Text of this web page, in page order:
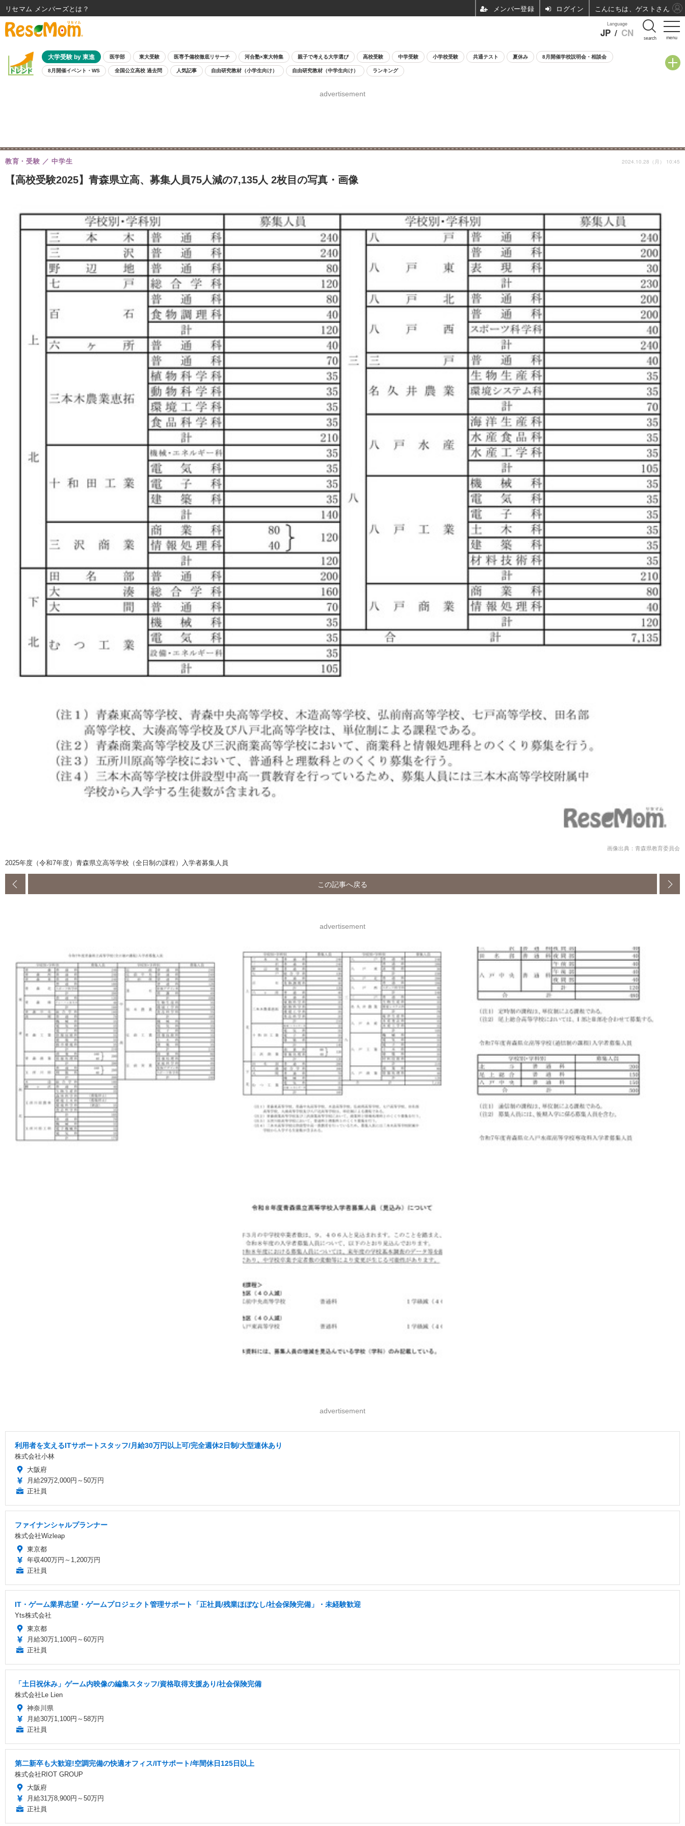
menu
Language
JP / CN search
大学受験 by 東進 医学部 東大受験 医専予備校徹底リサーチ 河合塾×東大特集 親子で考える大学選び 高校受験 中学受験 小学校受験 共通テスト 夏休み 8月開催学校説明会・相談会
8月開催イベント・WS 全国公立高校 過去問 人気記事 自由研究教材（小学生向け） 自由研究教材（中学生向け） ランキング
advertisement
【高校受験2025】青森県立高、募集人員75人減の7,135人 2枚目の写真・画像
教育・受験 中学生 2024.10.28（月） 10:45
画像出典：青森県教育委員会
2025年度（令和7年度）青森県立高等学校（全日制の課程）入学者募集人員
この記事へ戻る
advertisement
advertisement
利用者を支えるITサポートスタッフ/月給30万円以上可/完全週休2日制/大型連休あり
株式会社小林
大阪府
月給29万2,000円～50万円
正社員
ファイナンシャルプランナー
株式会社Wizleap
東京都
年収400万円～1,200万円
正社員
IT・ゲーム業界志望・ゲームプロジェクト管理サポート「正社員/残業ほぼなし/社会保険完備」・未経験歓迎
Yts株式会社
東京都
月給30万1,100円～60万円
正社員
「土日祝休み」ゲーム内映像の編集スタッフ/資格取得支援あり/社会保険完備
株式会社Le Lien
神奈川県
月給30万1,100円～58万円
正社員
第二新卒も大歓迎!空調完備の快適オフィス/ITサポート/年間休日125日以上
株式会社RIOT GROUP
大阪府
月給31万8,900円～50万円
正社員
リセマム メンバーズ ログイン こんにちは、ゲストさん